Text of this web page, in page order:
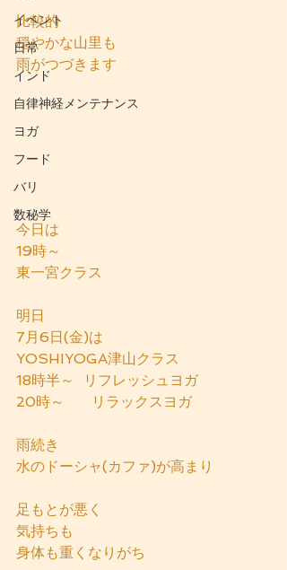
イベント
日常
インド
自律神経メンテナンス
ヨガ
フード
バリ
数秘学
比較的
穏やかな山里も
雨がつづきます
今日は
19時～
東一宮クラス
明日
7月6日(金)は
YOSHIYOGA津山クラス
18時半～  リフレッシュヨガ
20時～      リラックスヨガ
雨続き
水のドーシャ(カファ)が高まり
足もとが悪く
気持ちも
身体も重くなりがち